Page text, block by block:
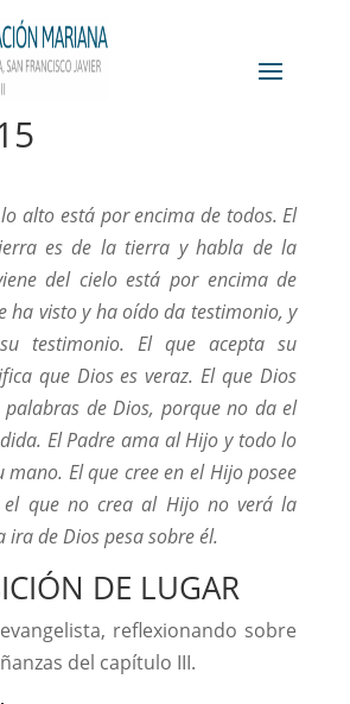
alto está por encima de todos. El
es de la tierra y habla de la
del cielo está por encima de
ha visto y ha oído da testimonio, y
testimonio. El que acepta su
que Dios es veraz. El que Dios
de Dios, porque no da el
El Padre ama al Hijo y todo lo
mano. El que cree en el Hijo posee
que no crea al Hijo no verá la
ira de Dios pesa sobre él.
DE LUGAR
reflexionando sobre
del capítulo III.